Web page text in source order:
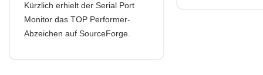
Kürzlich erhielt der Serial Port
Monitor das TOP Performer-
Abzeichen auf SourceForge.